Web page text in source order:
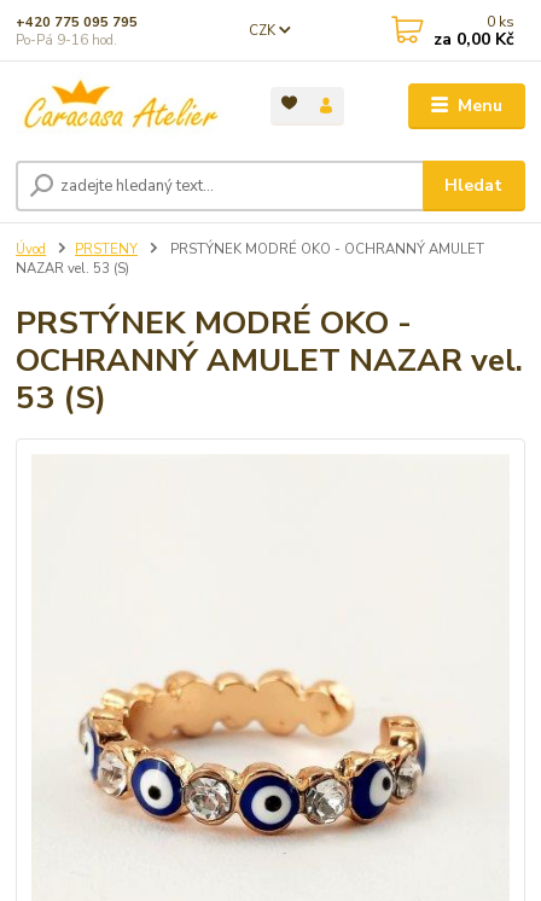
Menu
CZK
Hledat
+420 775 095 795
Po-Pá 9-16 hod.
0 ks
za 0,00 Kč
Úvod PRSTENY
PRSTÝNEK MODRÉ OKO - OCHRANNÝ AMULET
NAZAR vel. 53 (S)
PRSTÝNEK MODRÉ OKO -
OCHRANNÝ AMULET NAZAR vel.
53 (S)